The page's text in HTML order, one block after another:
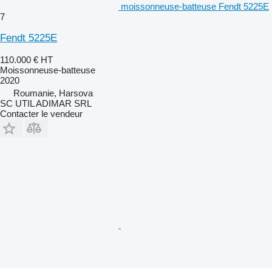
moissonneuse-batteuse Fendt 5225E
7
Fendt 5225E
110.000 € HT
Moissonneuse-batteuse
2020
Roumanie, Harsova
SC UTIL ADIMAR SRL
Contacter le vendeur